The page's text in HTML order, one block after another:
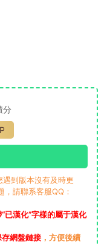
分
到版本沒有及時更
請聯系客服QQ：
已漢化”字樣的屬于漢化
網盤鏈接 ，方便後續